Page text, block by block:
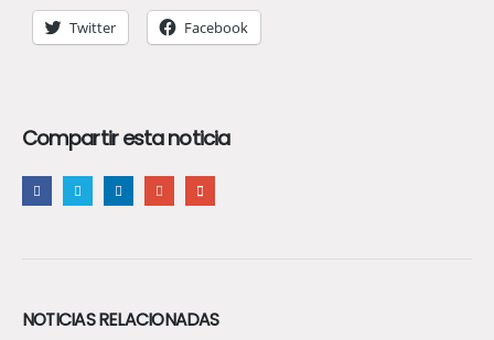
Twitter Facebook
Compartir esta noticia
NOTICIAS RELACIONADAS